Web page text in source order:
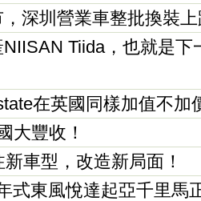
深圳營業車整批換裝
Tiida，也就是下
在英國同樣加值不加
大豐收！
車型，改造新局面！
式東風悅達起亞千里馬